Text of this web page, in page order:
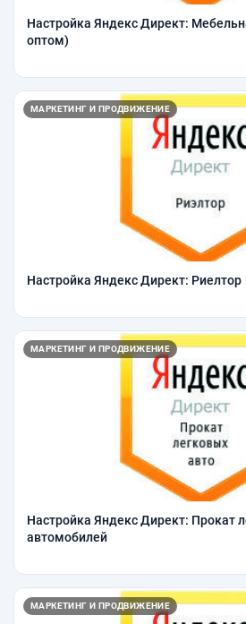
Настройка Яндекс Директ:
оптом)
МАРКЕТИНГ И ПРОДВИЖЕНИЕ
Настройка Яндекс Директ: Риелтор
МАРКЕТИНГ И ПРОДВИЖЕНИЕ
Настройка Яндекс Директ: Прокат
автомобилей
МАРКЕТИНГ И ПРОДВИЖЕНИЕ